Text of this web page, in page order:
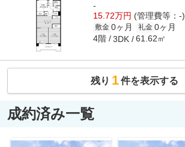
-
15.72万円 (管理費等：-)
敷金 0ヶ月 礼金 0ヶ月
4階 3DK 61.62㎡
残り 1件を表示する
成約済み一覧